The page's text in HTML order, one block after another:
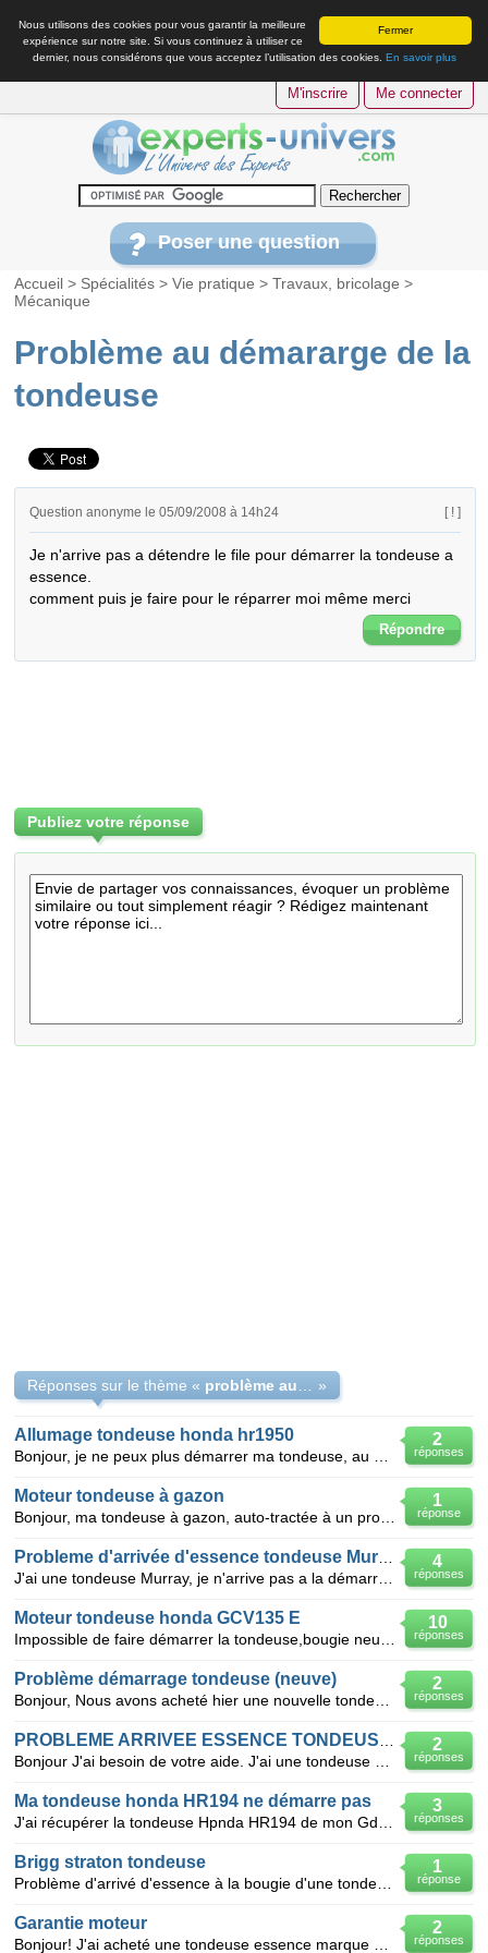
Fermer
Nous utilisons des cookies pour vous garantir la meilleure
expérience sur notre site. Si vous continuez à utiliser ce
dernier, nous considérons que vous acceptez l’utilisation des cookies. En savoir plus
M'inscrire Me connecter
Poser une question
Accueil > Spécialités >Vie pratique >Travaux, bricolage >
Mécanique
Problème au démararge de la
tondeuse
Question anonyme le 05/09/2008 à 14h24 [ ! ]
Je n'arrive pas a détendre le file pour démarrer la tondeuse a
essence.
comment puis je faire pour le réparrer moi même merci
Répondre
Publiez votre réponse
Réponses sur le thème « »
2
réponses
Allumage tondeuse honda hr1950
1
réponse
Moteur tondeuse à gazon
4
réponses
10
réponses
Moteur tondeuse honda GCV135 E
2
réponses
Problème démarrage tondeuse (neuve)
2
réponses
3
réponses
Ma tondeuse honda HR194 ne démarre pas
1
réponse
Brigg straton tondeuse
2
réponses
Garantie moteur